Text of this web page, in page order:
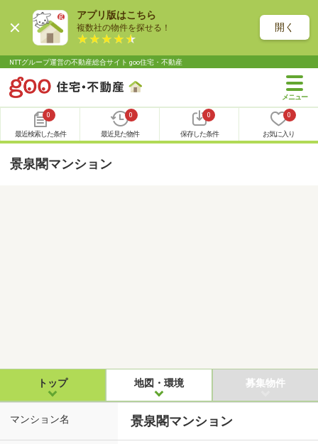
アプリ版はこちら
複数社の物件を探せる！ 開く
NTTグループ運営の不動産総合サイト goo住宅・不動産
0
最近検索した条件
0
最近見た物件
0
保存した条件
0
お気に入り
景泉閣マンション
トップ 地図・環境 募集物件
マンション名 景泉閣マンション